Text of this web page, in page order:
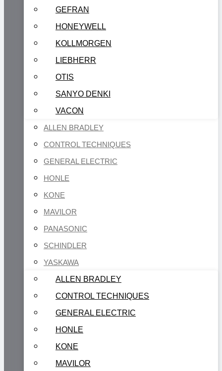
GEFRAN
HONEYWELL
KOLLMORGEN
LIEBHERR
OTIS
SANYO DENKI
VACON
ALLEN BRADLEY
CONTROL TECHNIQUES
GENERAL ELECTRIC
HONLE
KONE
MAVILOR
PANASONIC
SCHINDLER
YASKAWA
ALLEN BRADLEY
CONTROL TECHNIQUES
GENERAL ELECTRIC
HONLE
KONE
MAVILOR